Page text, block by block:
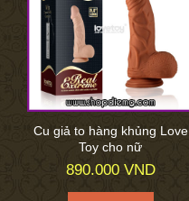
Cu giả to hàng khủng Love
Toy cho nữ
890.000 VND